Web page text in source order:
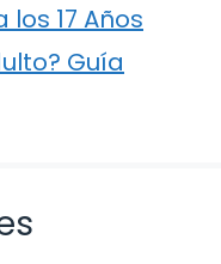
los 17 Años
Guía